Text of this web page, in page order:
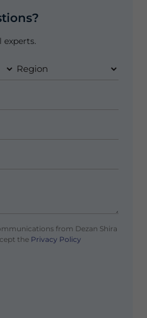
experts.
from Dezan Shira
thePrivacy Policy